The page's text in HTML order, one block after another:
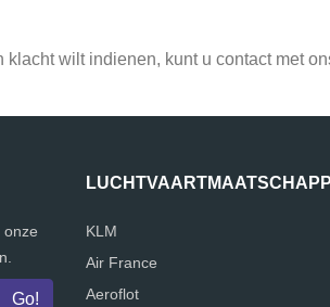
wilt indienen, kunt u contact met
onze
KLM
Air France
Aeroflot